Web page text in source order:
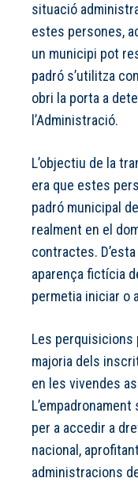
situació
estes persones,
un municipi pot
padró s’utilitza
obri la porta a
l’Administració.
L’objectiu de la
era que estes
padró municipal
realment en el
contractes.
aparença fictícia
permetia iniciar o
Les perquisicions
majoria dels
en les vivendes
per a accedir a
nacional,
administracions